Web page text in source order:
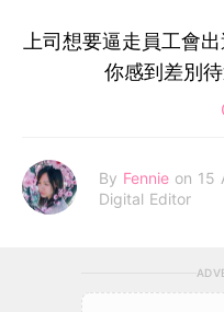
上司想要逼走員工會
你感到差別
By Fennie on 15
Digital Editor